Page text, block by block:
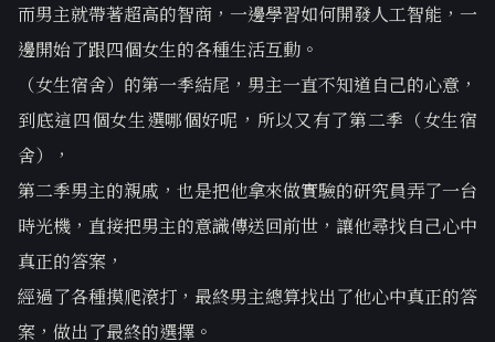
而男主就帶著超高的智商，一邊學習如何開發人工智能，一
邊開始了跟四個女生的各種生活互動。
（女生宿舍）的第一季結尾，男主一直不知道自己的心意，
到底這四個女生選哪個好呢，所以又有了第二季（女生宿
舍），
第二季男主的親戚，也是把他拿來做實驗的研究員弄了一台
時光機，直接把男主的意識傳送回前世，讓他尋找自己心中
真正的答案，
經過了各種摸爬滾打，最終男主總算找出了他心中真正的答
案，做出了最終的選擇。